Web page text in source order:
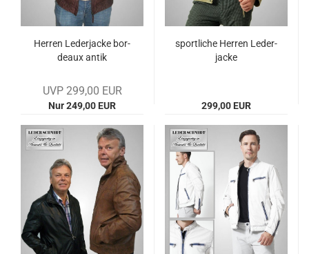
Her­ren Le­der­ja­cke bor­
deaux antik
UVP 299,00 EUR
Nur 249,00 EUR
sport­li­che Her­ren Le­der­
ja­cke
299,00 EUR